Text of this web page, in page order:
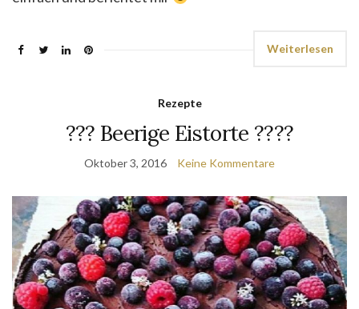
Weiterlesen
Rezepte
??? Beerige Eistorte ????
Oktober 3, 2016 Keine Kommentare